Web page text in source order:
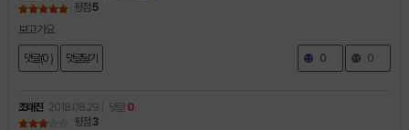
평점 5
보고가요
댓글(0 ) 댓글달기 0 0
조태진 2018.08.29 댓글 0
평점 3